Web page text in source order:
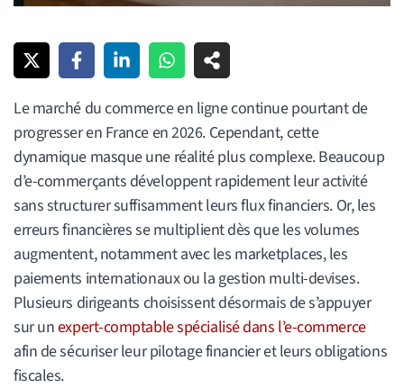
Le marché du commerce en ligne continue pourtant de
progresser en France en 2026. Cependant, cette
dynamique masque une réalité plus complexe. Beaucoup
d’e-commerçants développent rapidement leur activité
sans structurer suffisamment leurs flux financiers. Or, les
erreurs financières se multiplient dès que les volumes
augmentent, notamment avec les marketplaces, les
paiements internationaux ou la gestion multi-devises.
Plusieurs dirigeants choisissent désormais de s’appuyer
sur unexpert-comptable spécialisé dans l’e-commerce
afin de sécuriser leur pilotage financier et leurs obligations
fiscales.